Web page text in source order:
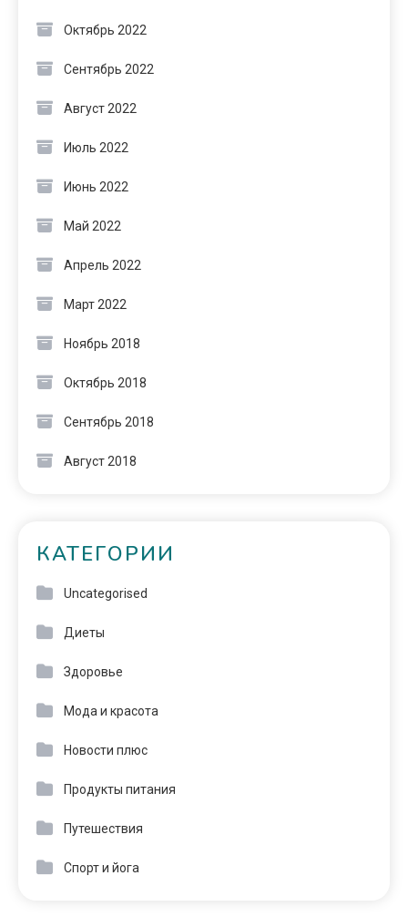
Октябрь 2022
Сентябрь 2022
Август 2022
Июль 2022
Июнь 2022
Май 2022
Апрель 2022
Март 2022
Ноябрь 2018
Октябрь 2018
Сентябрь 2018
Август 2018
КАТЕГОРИИ
Uncategorised
Диеты
Здоровье
Мода и красота
Новости плюс
Продукты питания
Путешествия
Спорт и йога